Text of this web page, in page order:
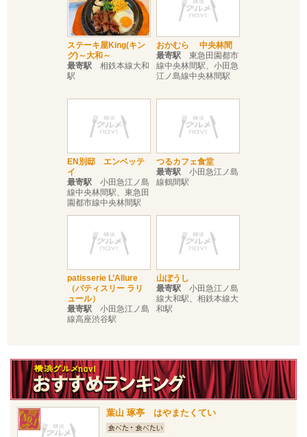
ステーキ屋King(キン
グ)～大和～
最寄駅 相鉄本線大和
駅
おかむら 中央林間
最寄駅 東急田園都市
線中央林間駅、小田急
江ノ島線中央林間駅
EN別邸 エンベッテ
イ
最寄駅 小田急江ノ島
線中央林間駅、東急田
園都市線中央林間駅
つるカフェ食堂
最寄駅 小田急江ノ島
線鶴間駅
patisserie L’Allure
（パティスリー ラリ
ュール）
最寄駅 小田急江ノ島
線高座渋谷駅
山ぼうし
最寄駅 小田急江ノ島
線大和駅、相鉄本線大
和駅
葉山 琢亭 はやまたくてい